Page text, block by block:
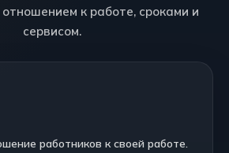
к работе, сроками и
сервисом.
работников к своей работе.